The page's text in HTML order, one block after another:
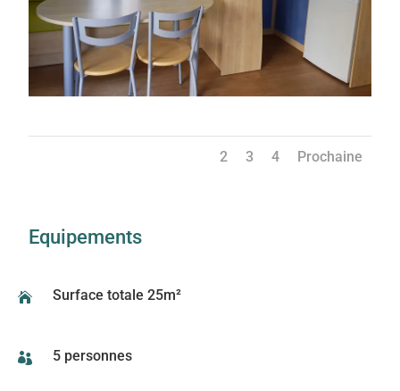
2 3 4 Prochaine
Equipements
 Surface totale 25m²
 5 personnes